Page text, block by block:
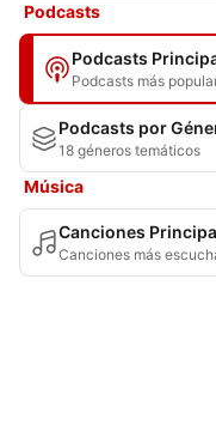
Podcasts
Podcasts
Podcasts más
Podcasts por
18 géneros temáticos
Música
Canciones
Canciones más